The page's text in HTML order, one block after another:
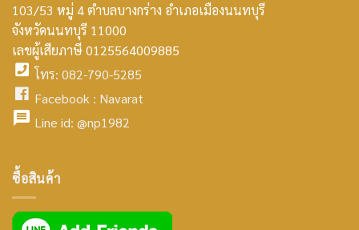
smt2
home
icon
103/53 หมู่ 4 ตำบลบางกร่าง อำเภอเมืองนนทบุรี
จังหวัดนนทบุรี 11000
เลขผู้เสียภาษี 0125564009885
facebook
icon
โทร: 082-790-5285
facebook
Facebook : Navarat
icon
Line id: @np1982
ซื้อสินค้า